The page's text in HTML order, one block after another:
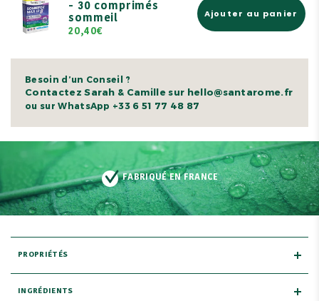
- 30 comprimés
sommeil
20,40€
Ajouter au panier
Besoin d’un Conseil ?
Contactez Sarah & Camille sur hello@santarome.fr
ou sur WhatsApp +33 6 51 77 48 87
FABRIQUÉ EN FRANCE
PROPRIÉTÉS
INGRÉDIENTS